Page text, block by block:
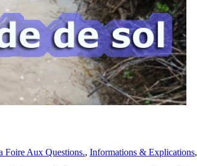
Foire Aux Questions., Informations & Explications,